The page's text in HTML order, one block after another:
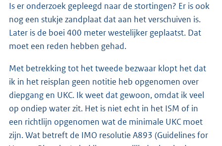
Is er onderzoek gepleegd naar de stortingen? Er is ook
nog een stukje zandplaat dat aan het verschuiven is.
Later is de boei 400 meter westelijker geplaatst. Dat
moet een reden hebben gehad.
Met betrekking tot het tweede bezwaar klopt het dat
ik in het reisplan geen notitie heb opgenomen over
diepgang en UKC. Ik weet dat gewoon, omdat ik veel
op ondiep water zit. Het is niet echt in het ISM of in
een richtlijn opgenomen wat de minimale UKC moet
zijn. Wat betreft de IMO resolutie A893 (Guidelines for